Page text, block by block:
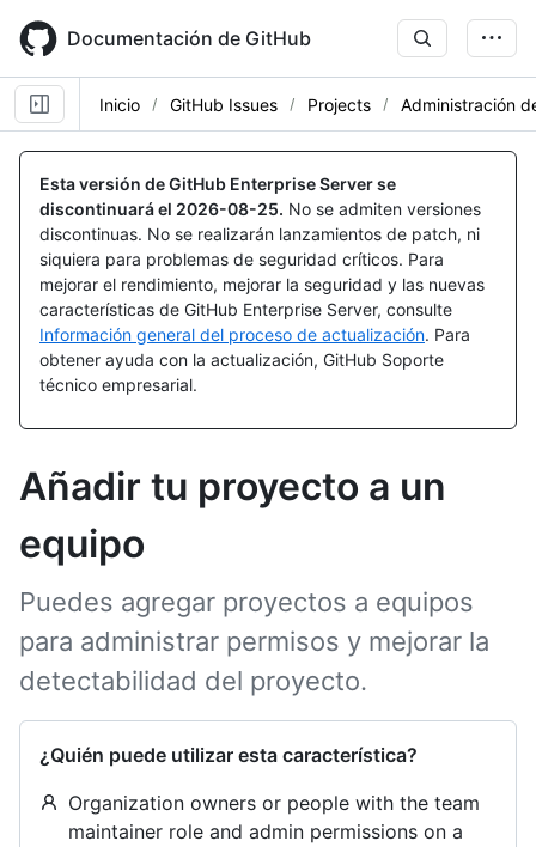
main
content
Documentación de GitHub
Inicio GitHub Issues Projects Administración
Esta versión de GitHub Enterprise Server se
discontinuará el 2026-08-25. No se admiten versiones
discontinuas. No se realizarán lanzamientos de patch, ni
siquiera para problemas de seguridad críticos. Para
mejorar el rendimiento, mejorar la seguridad y las nuevas
características de GitHub Enterprise Server, consulte
Información general del proceso de actualización. Para
obtener ayuda con la actualización, GitHub Soporte
técnico empresarial.
Añadir tu proyecto a un
equipo
Puedes agregar proyectos a equipos
para administrar permisos y mejorar la
detectabilidad del proyecto.
¿Quién puede utilizar esta característica?
Organization owners or people with the team
maintainer role and admin permissions on a